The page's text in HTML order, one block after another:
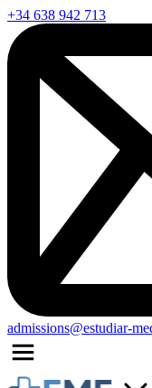
+34 638 942 713
admissions@estudiar-